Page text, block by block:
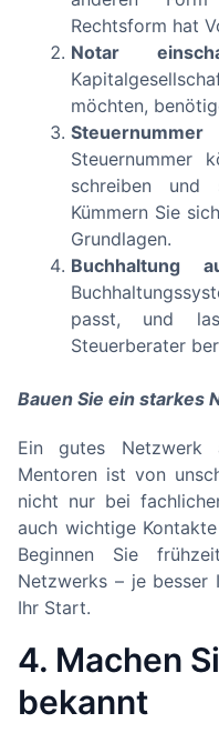
Rechtsform hat
Notar
möchten,
Steuernummer
schreiben und
Kümmern Sie
Grundlagen.
Buchhaltung
passt, und
Steuerberater
Bauen Sie ein starkes
Ein gutes Netzwerk
Mentoren ist von
nicht nur bei
auch wichtige
Beginnen Sie
Netzwerks – je
Ihr Start.
4. Machen
bekannt